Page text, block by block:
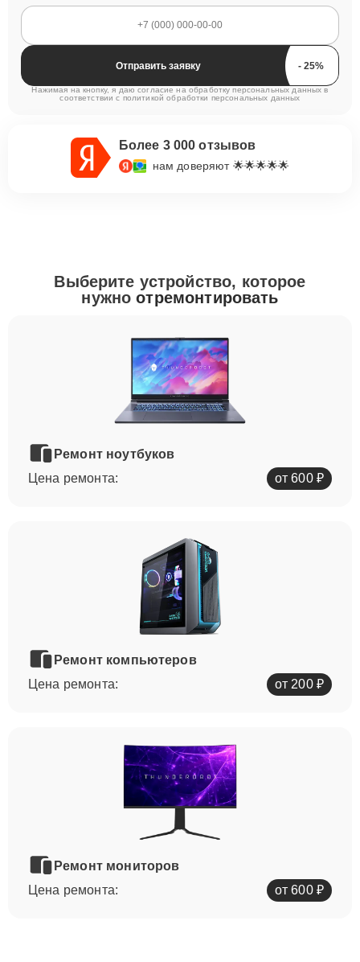
Отправить заявку
Нажимая на кнопку, я даю согласие на обработку персональных данных в
соответствии с политикой обработки персональных данных
Более 3 000 отзывов
нам доверяют 🌟🌟🌟🌟🌟
Выберите устройство, которое
нужноотремонтировать
Ремонт ноутбуков
Цена ремонта:
от 600 ₽
Ремонт компьютеров
Цена ремонта:
от 200 ₽
Ремонт мониторов
Цена ремонта:
от 600 ₽